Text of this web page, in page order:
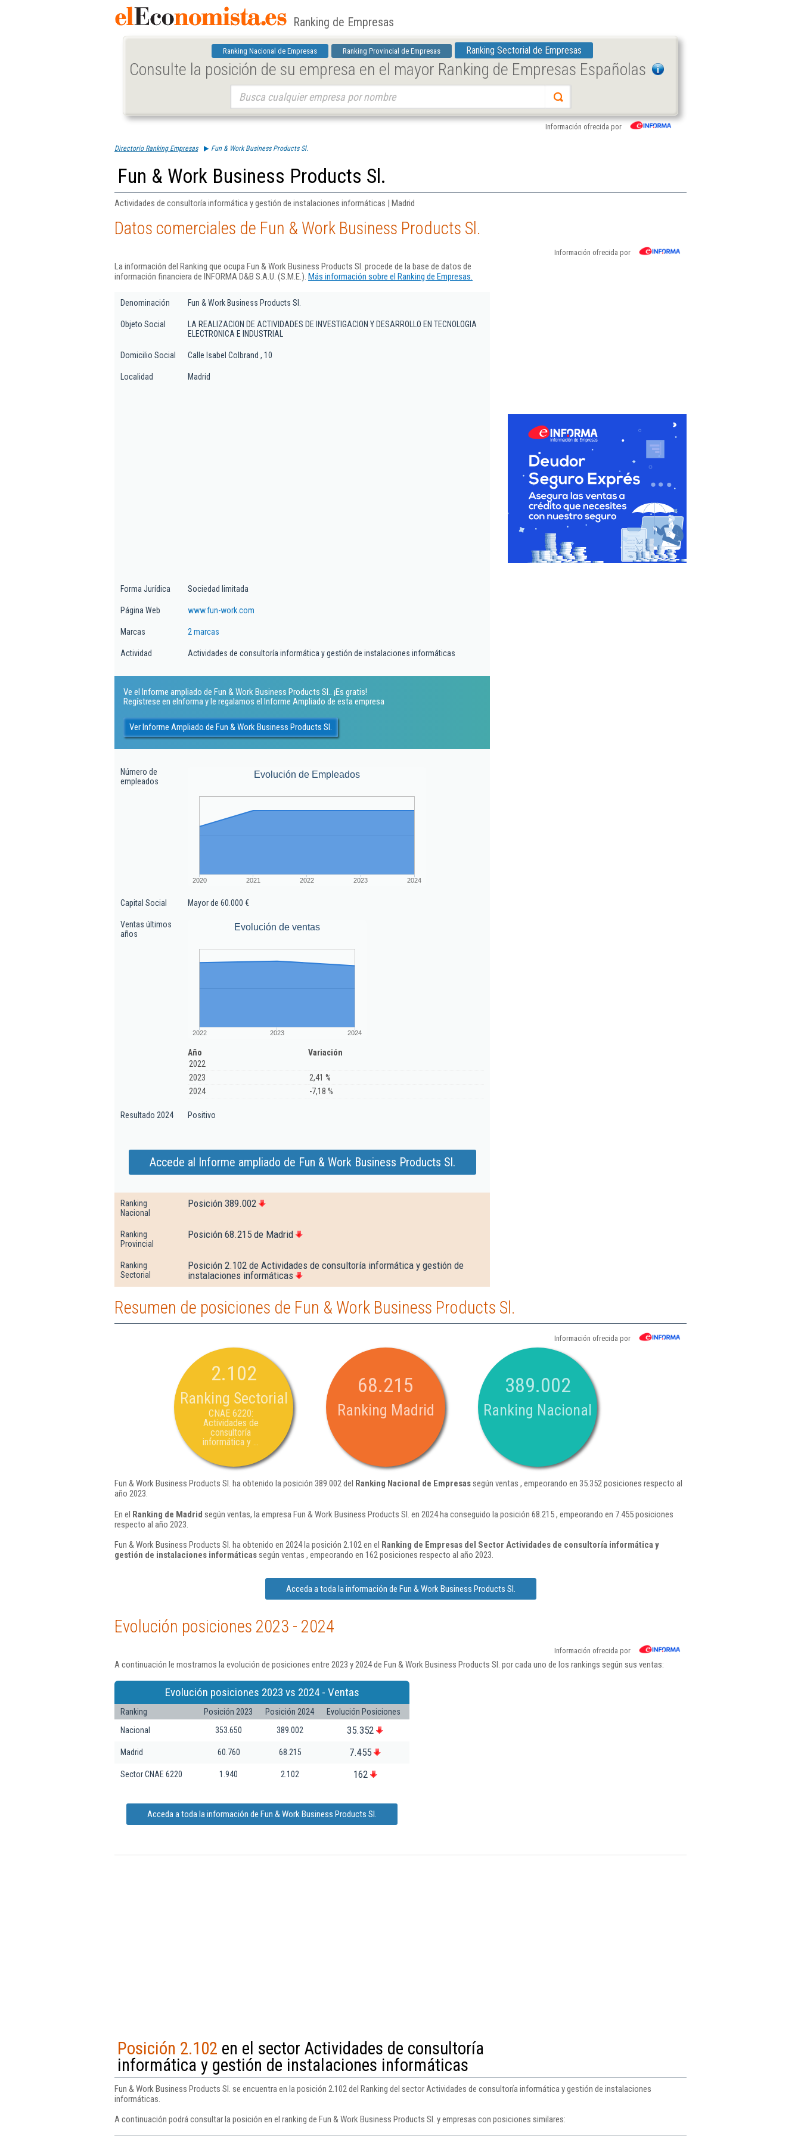
Ranking de Empresas
Ranking Nacional de Empresas Ranking Provincial de Empresas Ranking Sectorial de Empresas
Consulte la posición de su empresa en el mayor Ranking de Empresas Españolas
Información ofrecida por
Directorio Ranking Empresas Fun & Work Business Products Sl.
Fun & Work Business Products Sl.
Actividades de consultoría informática y gestión de instalaciones informáticas | Madrid
Datos comerciales de Fun & Work Business Products Sl.
Información ofrecida por
La información del Ranking que ocupa Fun & Work Business Products Sl. procede de la base de datos de
información financiera de INFORMA D&B S.A.U. (S.M.E.). Más información sobre el Ranking de Empresas.
Denominación Fun & Work Business Products Sl.
Objeto Social
LA REALIZACION DE ACTIVIDADES DE INVESTIGACION Y DESARROLLO EN TECNOLOGIA
ELECTRONICA E INDUSTRIAL
Domicilio Social Calle Isabel Colbrand , 10
Localidad Madrid
Forma Jurídica Sociedad limitada
Página Web www.fun-work.com
Marcas 2 marcas
Actividad Actividades de consultoría informática y gestión de instalaciones informáticas
Ve el Informe ampliado de Fun & Work Business Products Sl.. ¡Es gratis!
Regístrese en eInforma y le regalamos el Informe Ampliado de esta empresa
Ver Informe Ampliado de Fun & Work Business Products Sl.
Número de
empleados
Evolución de Empleados
2020 2021 2022 2023 2024
Capital Social Mayor de 60.000 €
Ventas últimos
años
Evolución de ventas
2022 2023 2024
Año
Variación
2022
2023
2,41 %
2024
-7,18 %
Resultado 2024 Positivo
Accede al Informe ampliado de Fun & Work Business Products Sl.
Ranking
Nacional
Posición 389.002
Ranking
Provincial
Posición 68.215 de Madrid
Ranking
Sectorial
Posición 2.102 de Actividades de consultoría informática y gestión de
instalaciones informáticas
Resumen de posiciones de Fun & Work Business Products Sl.
Información ofrecida por
2.102
Ranking Sectorial
CNAE 6220:
Actividades de
consultoría
informática y ...
68.215
Ranking Madrid
389.002
Ranking Nacional
Fun & Work Business Products Sl. ha obtenido la posición 389.002 del Ranking Nacional de Empresassegún ventas , empeorando en 35.352 posiciones respecto al
año 2023.
En el Ranking de Madrid según ventas, la empresa Fun & Work Business Products Sl. en 2024 ha conseguido la posición 68.215 , empeorando en 7.455 posiciones
respecto al año 2023.
Fun & Work Business Products Sl. ha obtenido en 2024 la posición 2.102 en el Ranking de Empresas del Sector Actividades de consultoría informática y
gestión de instalaciones informáticassegún ventas , empeorando en 162 posiciones respecto al año 2023.
Acceda a toda la información de Fun & Work Business Products Sl.
Evolución posiciones 2023 - 2024
Información ofrecida por
A continuación le mostramos la evolución de posiciones entre 2023 y 2024 de Fun & Work Business Products Sl. por cada uno de los rankings según sus ventas:
Evolución posiciones 2023 vs 2024 - Ventas
Ranking Posición 2023 Posición 2024
Evolución Posiciones
Nacional
353.650 389.002 35.352
Madrid 60.760 68.215 7.455
Sector CNAE 6220 1.940 2.102 162
Acceda a toda la información de Fun & Work Business Products Sl.
Posición 2.102 en el sector Actividades de consultoría
informática y gestión de instalaciones informáticas
Fun & Work Business Products Sl. se encuentra en la posición 2.102 del Ranking del sector Actividades de consultoría informática y gestión de instalaciones
informáticas.
A continuación podrá consultar la posición en el ranking de Fun & Work Business Products Sl. y empresas con posiciones similares: